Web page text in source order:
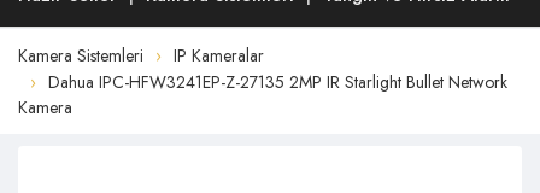
Kamera Sistemleri
IP Kameralar
Dahua IPC-HFW3241EP-Z-27135 2MP IR Starlight Bullet Network
Kamera